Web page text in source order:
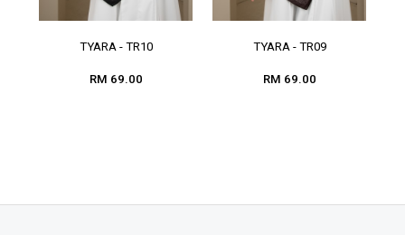
TYARA - TR10
RM 69.00
TYARA - TR09
RM 69.00